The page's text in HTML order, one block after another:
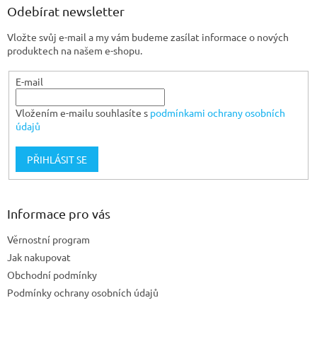
Odebírat newsletter
Vložte svůj e-mail a my vám budeme zasílat informace o nových
produktech na našem e-shopu.
E-mail
Vložením e-mailu souhlasíte s podmínkami ochrany osobních
údajů
PŘIHLÁSIT SE
Informace pro vás
Věrnostní program
Jak nakupovat
Obchodní podmínky
Podmínky ochrany osobních údajů